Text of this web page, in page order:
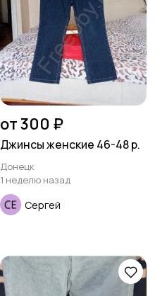
от 300 ₽
Джинсы женские 46-48 р.
Донецк
1 неделю назад
Сергей